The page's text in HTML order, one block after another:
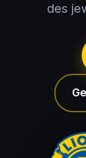
des